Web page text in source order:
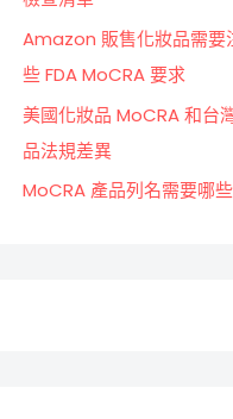
Amazon 販售化妝品需要
些 FDA MoCRA 要求
美國化妝品 MoCRA 和台
品法規差異
MoCRA 產品列名需要哪